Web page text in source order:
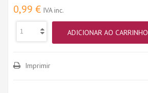
0,99 € IVA inc.
ADICIONAR AO CARRINHO
Imprimir